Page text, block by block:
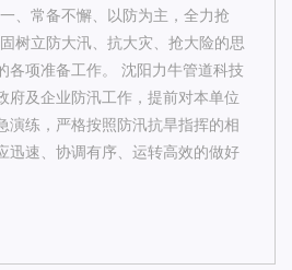
、常备不懈、以防为主，全力抢
树立防大汛、抗大灾、抢大险的思
各项准备工作。 沈阳力牛管道科技
府及企业防汛工作，提前对本单位
演练，严格按照防汛抗旱指挥的相
迅速、协调有序、运转高效的做好